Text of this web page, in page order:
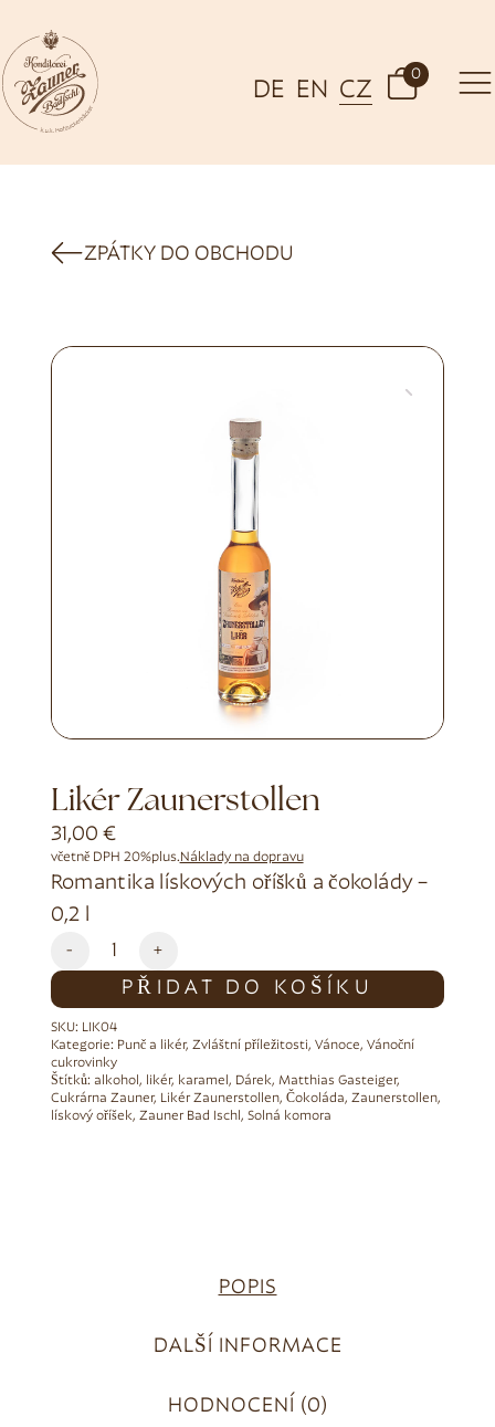
DE EN CZ
0
ZPÁTKY DO OBCHODU
Likér Zaunerstollen
31,00 €
včetně DPH 20%plus.Náklady na dopravu
Romantika lískových oříšků a čokolády –
0,2 l
- +
PŘIDAT DO KOŠÍKU
Alternative:
SKU: LIK04
Kategorie: Punč a likér, Zvláštní příležitosti, Vánoce, Vánoční
cukrovinky
Štítků: alkohol , likér, karamel , Dárek, Matthias Gasteiger,
Cukrárna Zauner, Likér Zaunerstollen, Čokoláda, Zaunerstollen,
lískový oříšek, Zauner Bad Ischl , Solná komora
POPIS
DALŠÍ INFORMACE
HODNOCENÍ (0)